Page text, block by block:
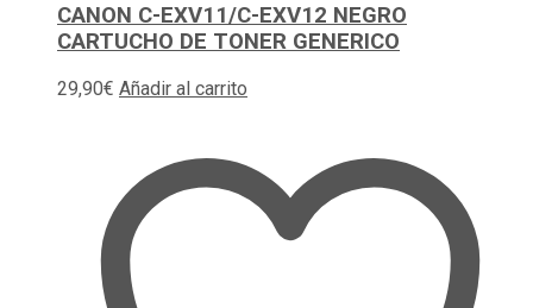
CANON C-EXV11/C-EXV12 NEGRO
CARTUCHO DE TONER GENERICO
29,90€ Añadir al carrito